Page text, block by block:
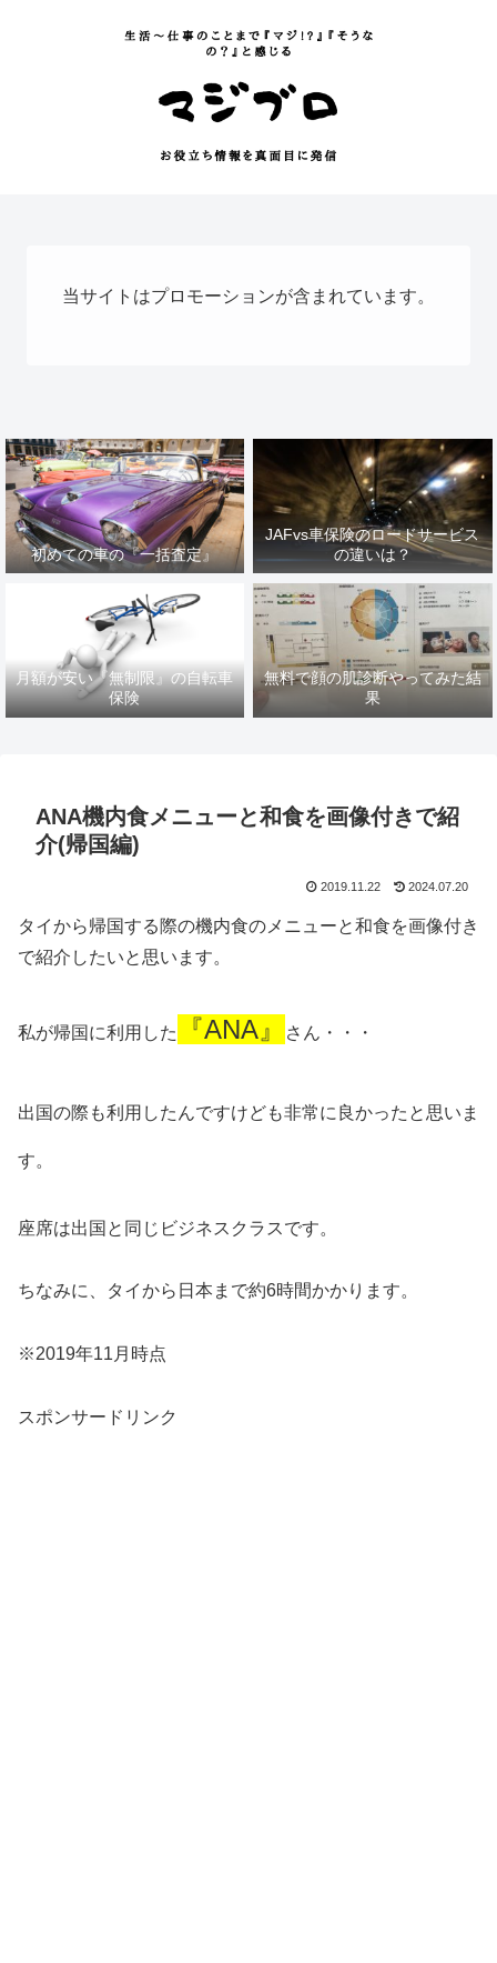
当サイトはプロモーションが含まれています。
初めての車の『一括査定』
JAFvs車保険のロードサービス
の違いは？
月額が安い『無制限』の自転車
保険
無料で顔の肌診断やってみた結
果
ANA機内食メニューと和食を画像付きで紹
介(帰国編)
2019.11.22 2024.07.20
タイから帰国する際の機内食のメニューと和食を画像付き
で紹介したいと思います。
私が帰国に利用した 『ANA』 さん・・・
出国の際も利用したんですけども非常に良かったと思いま
す。
座席は出国と同じビジネスクラスです。
ちなみに、タイから日本まで約6時間かかります。
※2019年11月時点
スポンサードリンク